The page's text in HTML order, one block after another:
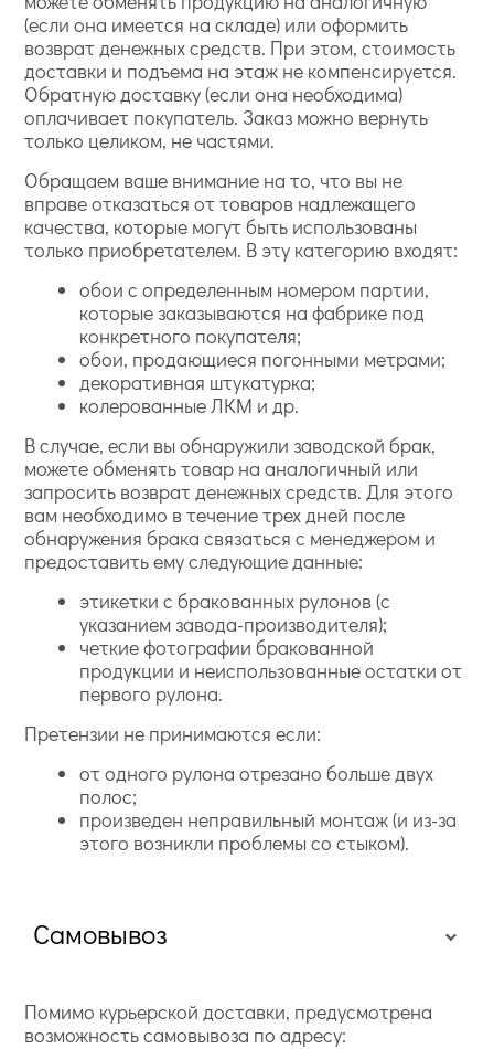
(если она имеется на складе) или оформить
возврат денежных средств. При этом, стоимость
доставки и подъема на этаж не компенсируется.
Обратную доставку (если она необходима)
оплачивает покупатель. Заказ можно вернуть
только целиком, не частями.
Обращаем ваше внимание на то, что вы не
вправе отказаться от товаров надлежащего
качества, которые могут быть использованы
только приобретателем. В эту категорию входят:
обои с определенным номером партии,
которые заказываются на фабрике под
конкретного покупателя;
обои, продающиеся погонными метрами;
декоративная штукатурка;
колерованные ЛКМ и др.
В случае, если вы обнаружили заводской брак,
можете обменять товар на аналогичный или
запросить возврат денежных средств. Для этого
вам необходимо в течение трех дней после
обнаружения брака связаться с менеджером и
предоставить ему следующие данные:
этикетки с бракованных рулонов (с
указанием завода-производителя);
четкие фотографии бракованной
продукции и неиспользованные остатки от
первого рулона.
Претензии не принимаются если:
от одного рулона отрезано больше двух
полос;
произведен неправильный монтаж (и из-за
этого возникли проблемы со стыком).
Самовывоз
Помимо курьерской доставки, предусмотрена
возможность самовывоза по адресу: